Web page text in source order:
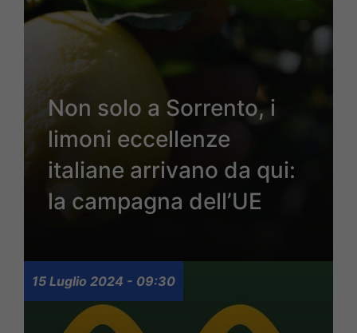
Non solo a Sorrento, i
limoni eccellenze
italiane arrivano da qui:
la campagna dell’UE
15 Luglio 2024 - 09:30